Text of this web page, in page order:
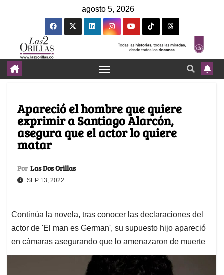
agosto 5, 2026
Apareció el hombre que quiere
exprimir a Santiago Alarcón,
asegura que el actor lo quiere
matar
Por Las Dos Orillas
SEP 13, 2022
Continúa la novela, tras conocer las declaraciones del
actor de 'El man es German', su supuesto hijo apareció
en cámaras asegurando que lo amenazaron de muerte